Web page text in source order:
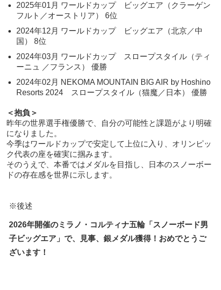
2025年01月 ワールドカップ ビッグエア（クラーゲン
フルト／オーストリア） 6位
2024年12月 ワールドカップ ビッグエア（北京／中
国） 8位
2024年03月 ワールドカップ スロープスタイル（ティ
ーニュ ／フランス） 優勝
2024年02月 NEKOMA MOUNTAIN BIG AIR by Hoshino
Resorts 2024 スロープスタイル（猫魔／日本） 優勝
＜抱負＞
昨年の世界選手権優勝で、自分の可能性と課題がより明確
になりました。
今季はワールドカップで安定して上位に入り、オリンピッ
ク代表の座を確実に掴みます。
そのうえで、本番ではメダルを目指し、日本のスノーボー
ドの存在感を世界に示します。
※後述
2026年開催のミラノ・コルティナ五輪「スノーボード男
子ビッグエア」で、見事、銀メダル獲得！おめでとうご
ざいます！